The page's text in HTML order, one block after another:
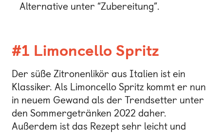
Alternative unter “Zubereitung”.
#1 Limoncello Spritz
Der süße Zitronenlikör aus Italien ist ein
Klassiker. Als Limoncello Spritz kommt er nun
in neuem Gewand als der Trendsetter unter
den Sommergetränken 2022 daher.
Außerdem ist das Rezept sehr leicht und